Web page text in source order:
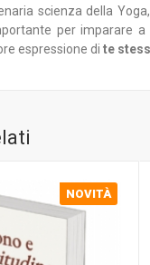
scienza della
per imparare
espressione di te
NOVITÀ